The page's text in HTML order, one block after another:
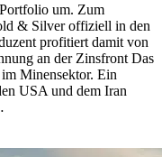
um. Zum
& Silver offiziell in den
profitiert damit von
an der Zinsfront Das
Minensektor. Ein
USA und dem Iran